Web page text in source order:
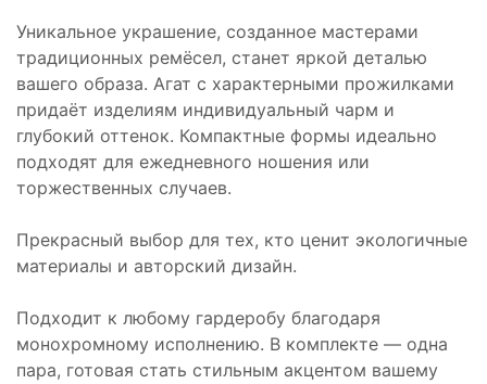
Уникальное украшение, созданное мастерами
традиционных ремёсел, станет яркой деталью
вашего образа. Агат с характерными прожилками
придаёт изделиям индивидуальный чарм и
глубокий оттенок. Компактные формы идеально
подходят для ежедневного ношения или
торжественных случаев.
Прекрасный выбор для тех, кто ценит экологичные
материалы и авторский дизайн.
Подходит к любому гардеробу благодаря
монохромному исполнению. В комплекте — одна
пара, готовая стать стильным акцентом вашему